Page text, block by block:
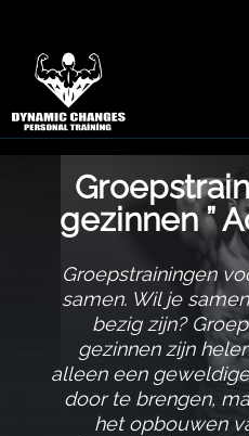
gezinnen ”
Groepstrainingen
samen.​ Wil je
bezig zijn?
gezinnen zijn
alleen een
door te brengen,
het opbouwen